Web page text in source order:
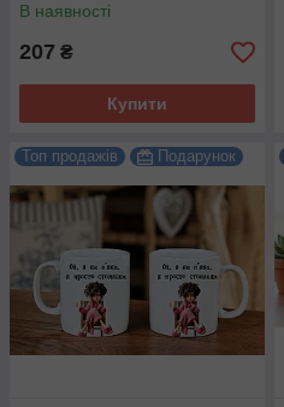
В наявності
207 ₴
Купити
Топ продажів Подарунок